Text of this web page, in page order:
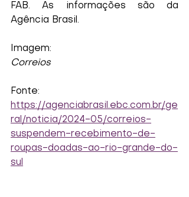
FAB. As informações são da
Agência Brasil.
Imagem:
Correios
Fonte:
https://agenciabrasil.ebc.com.br/ge
ral/noticia/2024-05/correios-
suspendem-recebimento-de-
roupas-doadas-ao-rio-grande-do-
sul